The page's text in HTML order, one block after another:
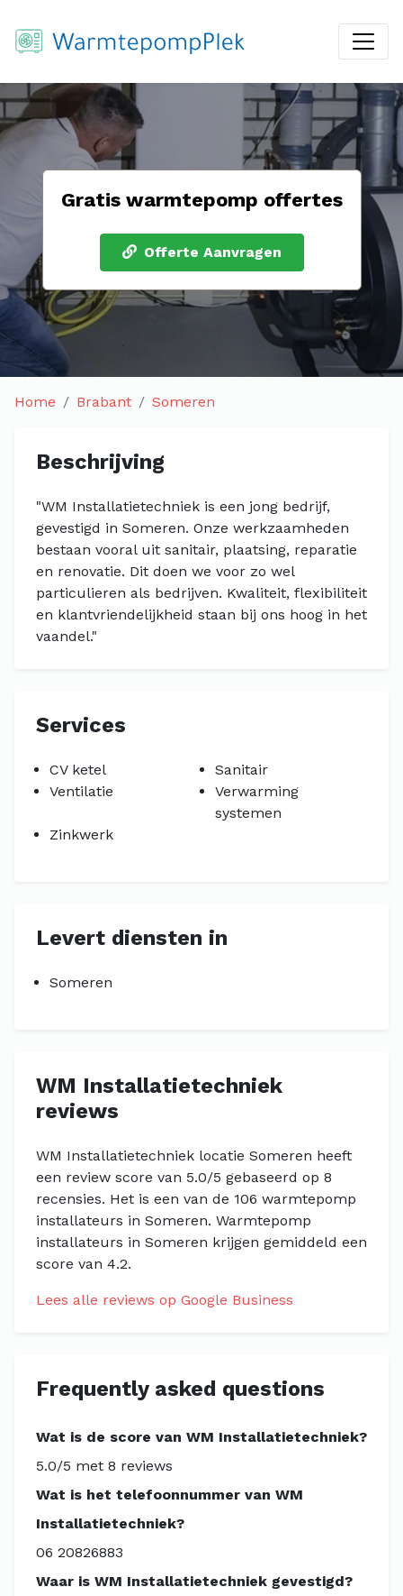
Gratis warmtepomp offertes
Offerte Aanvragen
Home Brabant Someren
Beschrijving
"WM Installatietechniek is een jong bedrijf,
gevestigd in Someren. Onze werkzaamheden
bestaan vooral uit sanitair, plaatsing, reparatie
en renovatie. Dit doen we voor zo wel
particulieren als bedrijven. Kwaliteit, flexibiliteit
en klantvriendelijkheid staan bij ons hoog in het
vaandel."
Services
CV ketel
Sanitair
Ventilatie
Verwarming
systemen
Zinkwerk
Levert diensten in
Someren
WM Installatietechniek
reviews
WM Installatietechniek locatie Someren heeft
een review score van 5.0/5 gebaseerd op 8
recensies. Het is een van de 106 warmtepomp
installateurs in Someren. Warmtepomp
installateurs in Someren krijgen gemiddeld een
score van 4.2.
Lees alle reviews op Google Business
Frequently asked questions
Wat is de score van WM Installatietechniek?
5.0/5 met 8 reviews
Wat is het telefoonnummer van WM
Installatietechniek?
06 20826883
Waar is WM Installatietechniek gevestigd?